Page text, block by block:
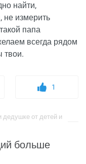
найти,
не измерить
папа
всегда рядом
твои.
1
дедушке от детей и
больше